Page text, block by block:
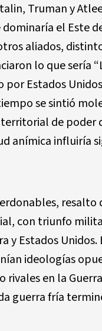
Truman y
el Este
aliados,
lo que sería
Estados
se sintió
de poder
anímica influiría
resalto
con triunfo
y Estados
ideologías
en la
guerra fría